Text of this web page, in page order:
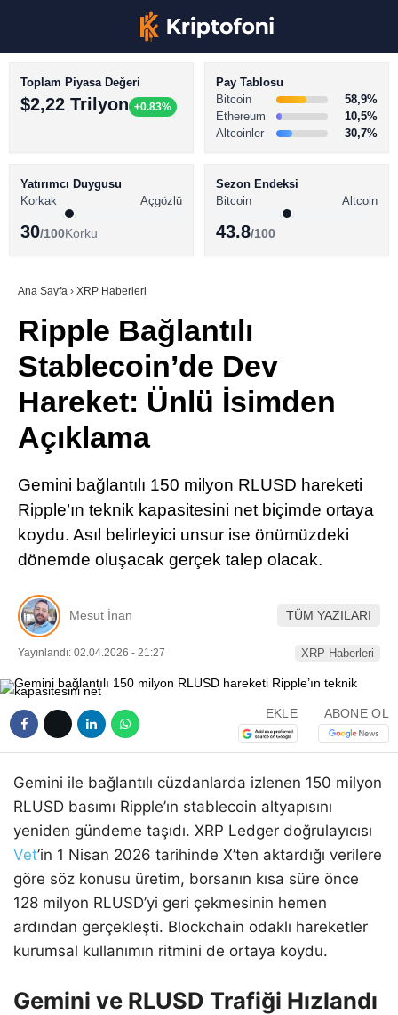
TikTok
Telegram
BİTCOİN HABERLERİ
ALTCOİN HABERLERİ
SÖZLÜK
Toplam Piyasa Değeri
$2,22 Trilyon +0.83%
Pay Tablosu
Bitcoin
58,9%
Ethereum
10,5%
Altcoinler
30,7%
Yatırımcı Duygusu
Korkak
Açgözlü
30/100Korku
Sezon Endeksi
Bitcoin
Altcoin
43.8/100
Ana Sayfa › XRP Haberleri
Ripple Bağlantılı
Stablecoin’de Dev
Hareket: Ünlü İsimden
Açıklama
Gemini bağlantılı 150 milyon RLUSD hareketi
Ripple’ın teknik kapasitesini net biçimde ortaya
koydu. Asıl belirleyici unsur ise önümüzdeki
dönemde oluşacak gerçek talep olacak.
Mesut İnan TÜM YAZILARI
Yayınlandı: 02.04.2026 - 21:27 XRP Haberleri
EKLE ABONE OL
Gemini ile bağlantılı cüzdanlarda izlenen 150 milyon
RLUSD basımı Ripple’ın stablecoin altyapısını
yeniden gündeme taşıdı. XRP Ledger doğrulayıcısı
Vet’in 1 Nisan 2026 tarihinde X’ten aktardığı verilere
göre söz konusu üretim, borsanın kısa süre önce
128 milyon RLUSD’yi geri çekmesinin hemen
ardından gerçekleşti. Blockchain odaklı hareketler
kurumsal kullanımın ritmini de ortaya koydu.
Gemini ve RLUSD Trafiği Hızlandı